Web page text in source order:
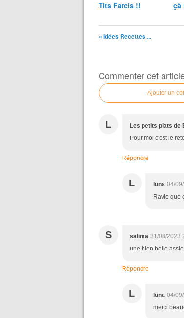
Tits Farcis !! çà
« Idées Recettes ...
Commenter cet
Ajouter un
L Les petits plats de
Pour moi c'est le
Répondre
L luna 04/
Ravie que
S salima 31/08/2023
une bien belle
Répondre
L luna 04/
merci